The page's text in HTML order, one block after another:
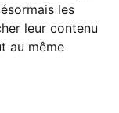
les
leur contenu
au même